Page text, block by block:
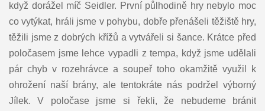
když dorážel míč Seidler. První půlhodině hry nebylo moc
co vytýkat, hráli jsme v pohybu, dobře přenášeli těžiště hry,
těžili jsme z dobrých křížů a vytvářeli si šance. Krátce před
poločasem jsme lehce vypadli z tempa, když jsme udělali
pár chyb v rozehrávce a soupeř toho okamžitě využil k
ohrožení naší brány, ale tentokráte nás podržel výborný
Jílek. V poločase jsme si řekli, že nebudeme bránit